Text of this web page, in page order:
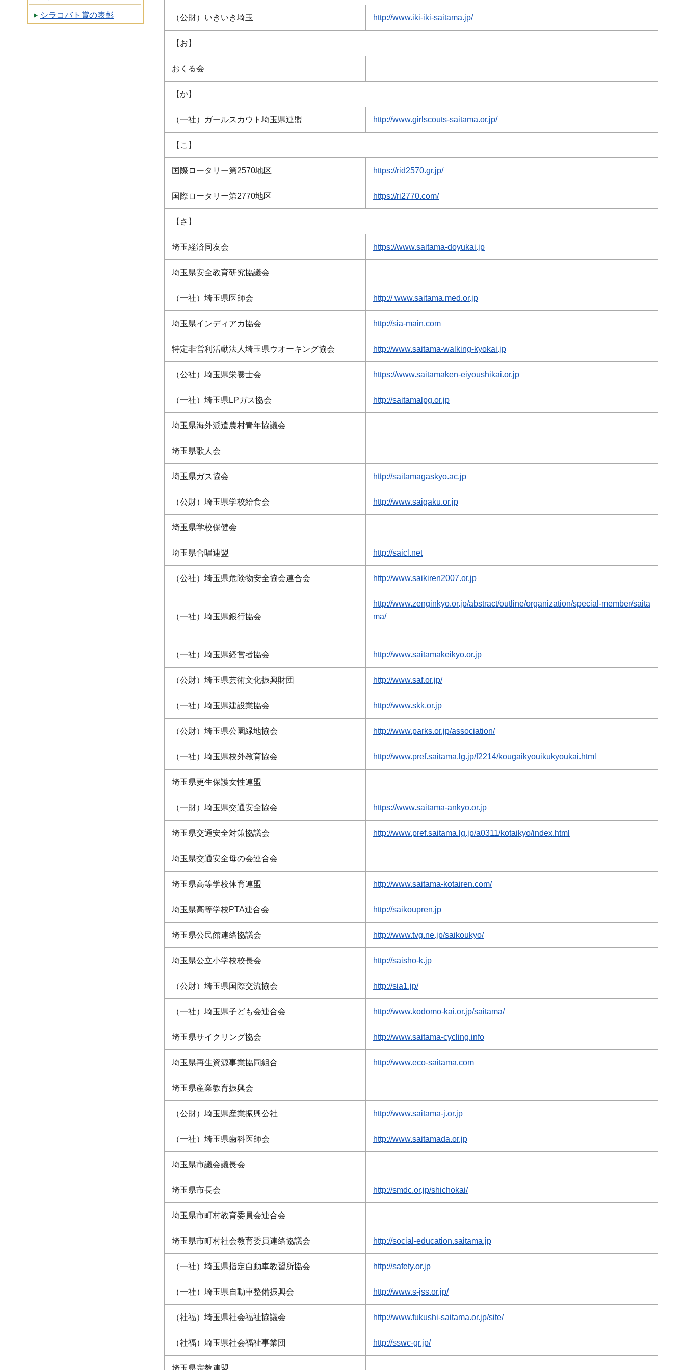
シラコバト賞の表彰 （公財）いきいき埼玉 http://www.iki-iki-saitama.jp/
【お】
おくる会
【か】
（一社）ガールスカウト埼玉県連盟 http://www.girlscouts-saitama.or.jp/
【こ】
国際ロータリー第2570地区 https://rid2570.gr.jp/
国際ロータリー第2770地区 https://ri2770.com/
【さ】
埼玉経済同友会 https://www.saitama-doyukai.jp
埼玉県安全教育研究協議会
（一社）埼玉県医師会 http:// www.saitama.med.or.jp
埼玉県インディアカ協会 http://sia-main.com
特定非営利活動法人埼玉県ウオーキング協会 http://www.saitama-walking-kyokai.jp
（公社）埼玉県栄養士会 https://www.saitamaken-eiyoushikai.or.jp
（一社）埼玉県LPガス協会 http://saitamalpg.or.jp
埼玉県海外派遣農村青年協議会
埼玉県歌人会
埼玉県ガス協会 http://saitamagaskyo.ac.jp
（公財）埼玉県学校給食会 http://www.saigaku.or.jp
埼玉県学校保健会
埼玉県合唱連盟 http://saicl.net
（公社）埼玉県危険物安全協会連合会 http://www.saikiren2007.or.jp
（一社）埼玉県銀行協会
http://www.zenginkyo.or.jp/abstract/outline/organization/special-member/saita
ma/
（一社）埼玉県経営者協会 http://www.saitamakeikyo.or.jp
（公財）埼玉県芸術文化振興財団 http://www.saf.or.jp/
（一社）埼玉県建設業協会 http://www.skk.or.jp
（公財）埼玉県公園緑地協会 http://www.parks.or.jp/association/
（一社）埼玉県校外教育協会 http://www.pref.saitama.lg.jp/f2214/kougaikyouikukyoukai.html
埼玉県更生保護女性連盟
（一財）埼玉県交通安全協会 https://www.saitama-ankyo.or.jp
埼玉県交通安全対策協議会 http://www.pref.saitama.lg.jp/a0311/kotaikyo/index.html
埼玉県交通安全母の会連合会
埼玉県高等学校体育連盟 http://www.saitama-kotairen.com/
埼玉県高等学校PTA連合会 http://saikoupren.jp
埼玉県公民館連絡協議会 http://www.tvg.ne.jp/saikoukyo/
埼玉県公立小学校校長会 http://saisho-k.jp
（公財）埼玉県国際交流協会 http://sia1.jp/
（一社）埼玉県子ども会連合会 http://www.kodomo-kai.or.jp/saitama/
埼玉県サイクリング協会 http://www.saitama-cycling.info
埼玉県再生資源事業協同組合 http://www.eco-saitama.com
埼玉県産業教育振興会
（公財）埼玉県産業振興公社 http://www.saitama-j.or.jp
（一社）埼玉県歯科医師会 http://www.saitamada.or.jp
埼玉県市議会議長会
埼玉県市長会 http://smdc.or.jp/shichokai/
埼玉県市町村教育委員会連合会
埼玉県市町村社会教育委員連絡協議会 http://social-education.saitama.jp
（一社）埼玉県指定自動車教習所協会 http://safety.or.jp
（一社）埼玉県自動車整備振興会 http://www.s-jss.or.jp/
（社福）埼玉県社会福祉協議会 http://www.fukushi-saitama.or.jp/site/
（社福）埼玉県社会福祉事業団 http://sswc-gr.jp/